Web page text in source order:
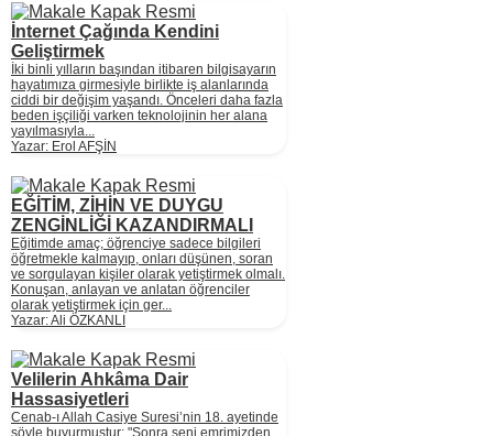
İnternet Çağında Kendini
Geliştirmek
İki binli yılların başından itibaren bilgisayarın
hayatımıza girmesiyle birlikte iş alanlarında
ciddi bir değişim yaşandı. Önceleri daha fazla
beden işçiliği varken teknolojinin her alana
yayılmasıyla...
Yazar: Erol AFŞİN
EĞİTİM, ZİHİN VE DUYGU
ZENGİNLİĞİ KAZANDIRMALI
Eğitimde amaç; öğrenciye sadece bilgileri
öğretmekle kalmayıp, onları düşünen, soran
ve sorgulayan kişiler olarak yetiştirmek olmalı.
Konuşan, anlayan ve anlatan öğrenciler
olarak yetiştirmek için ger...
Yazar: Ali ÖZKANLI
Velilerin Ahkâma Dair
Hassasiyetleri
Cenab-ı Allah Casiye Suresi’nin 18. ayetinde
şöyle buyurmuştur: "Sonra seni emrimizden